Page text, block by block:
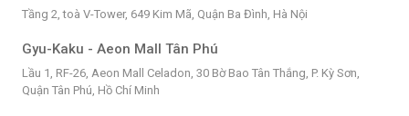
Tầng 2, toà V-Tower, 649 Kim Mã, Quận Ba Đình, Hà Nội
Gyu-Kaku - Aeon Mall Tân Phú
Lầu 1, RF-26, Aeon Mall Celadon, 30 Bờ Bao Tân Thắng, P. Kỳ Sơn,
Quận Tân Phú, Hồ Chí Minh